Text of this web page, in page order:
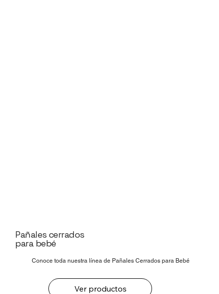
Pañales cerrados
para bebé
Conoce toda nuestra línea de Pañales Cerrados para Bebé
Ver productos